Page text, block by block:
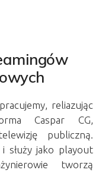
reliazując
Caspar CG,
publiczną.
służy jako playout
tworzą